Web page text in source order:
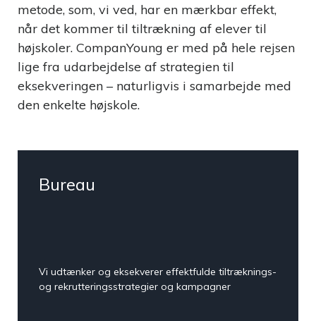
En komplet
jobportals motor til
drift af jobportaler
StudentPulse
StudentCenter
Skab en stærk
metode, som, vi ved, har en mærkbar effekt,
når det kommer til tiltrækning af elever til
højskoler. CompanYoung er med på hele rejsen
lige fra udarbejdelse af strategien til
eksekveringen – naturligvis i samarbejde med
den enkelte højskole.
Bureau
Vi udtænker og eksekverer effektfulde tiltræknings-
og rekrutteringsstrategier og kampagner